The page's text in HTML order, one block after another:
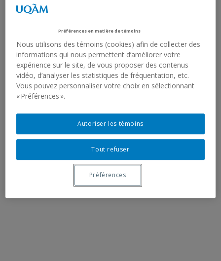
Préférences en matière de témoins
Nous utilisons des témoins (cookies) afin de collecter des
informations qui nous permettent d’améliorer votre
expérience sur le site, de vous proposer des contenus
vidéo, d’analyser les statistiques de fréquentation, etc.
Vous pouvez personnaliser votre choix en sélectionnant
« Préférences ».
Tout refuser
Autoriser les témoins
Préférences